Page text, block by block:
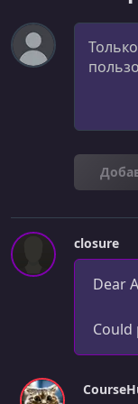
УРОК 36.
7.1. What is this
7.3. Nagle's
7.4. Delayed
УРОК 40.
7.5. Cost of
7.6. TCP Fast Open
7.7. Listening
closure
Dear
Could